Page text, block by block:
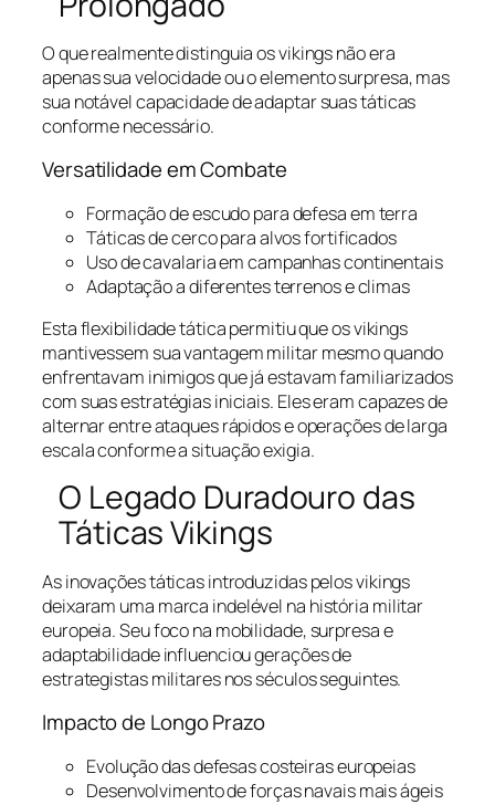
O que realmente distinguia os vikings não era
apenas sua velocidade ou o elemento surpresa, mas
sua notável capacidade de adaptar suas táticas
conforme necessário.
Versatilidade em Combate
Formação de escudo para defesa em terra
Táticas de cerco para alvos fortificados
Uso de cavalaria em campanhas continentais
Adaptação a diferentes terrenos e climas
Esta flexibilidade tática permitiu que os vikings
mantivessem sua vantagem militar mesmo quando
enfrentavam inimigos que já estavam familiarizados
com suas estratégias iniciais. Eles eram capazes de
alternar entre ataques rápidos e operações de larga
escala conforme a situação exigia.
O Legado Duradouro das
Táticas Vikings
As inovações táticas introduzidas pelos vikings
deixaram uma marca indelével na história militar
europeia. Seu foco na mobilidade, surpresa e
adaptabilidade influenciou gerações de
estrategistas militares nos séculos seguintes.
Impacto de Longo Prazo
Evolução das defesas costeiras europeias
Desenvolvimento de forças navais mais ágeis